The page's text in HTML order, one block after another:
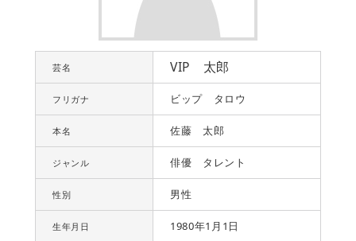
芸名 VIP 太郎
フリガナ ビップ タロウ
本名 佐藤 太郎
ジャンル 俳優 タレント
性別 男性
生年月日 1980年1月1日